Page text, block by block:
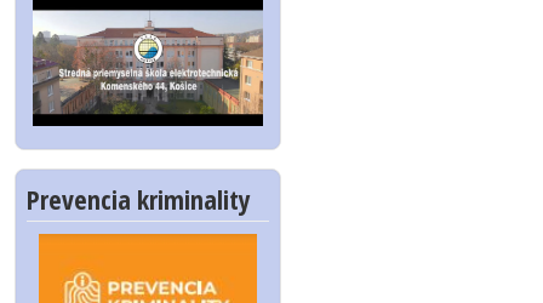
Prevencia kriminality